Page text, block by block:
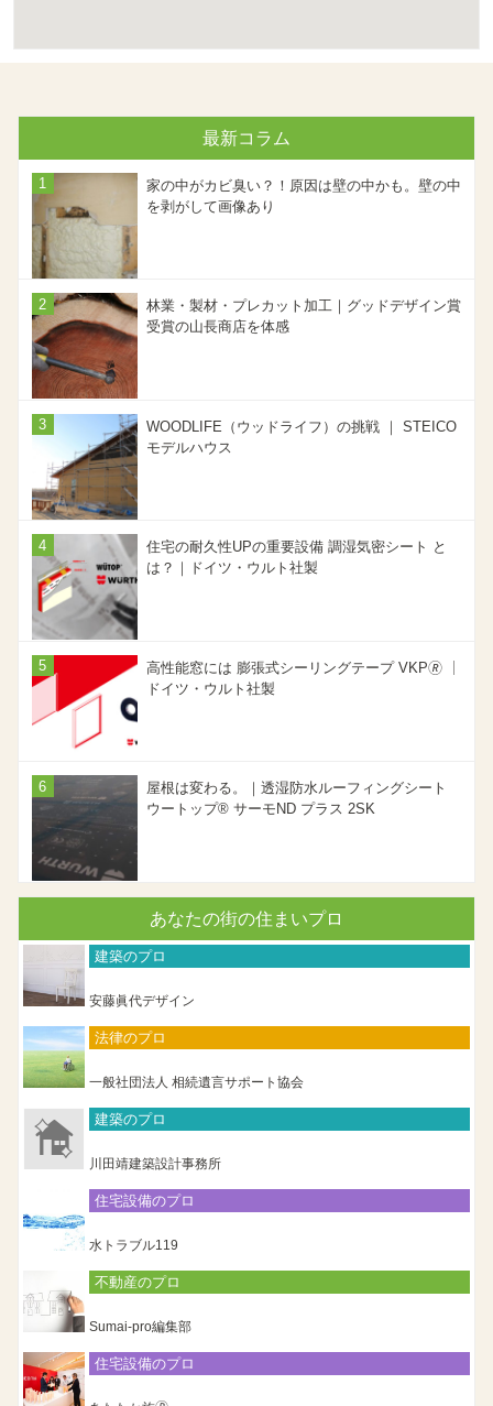
最新コラム
家の中がカビ臭い？！原因は壁の中かも。壁の中
を剥がして画像あり
林業・製材・プレカット加工｜グッドデザイン賞
受賞の山長商店を体感
WOODLIFE（ウッドライフ）の挑戦 ｜ STEICO
モデルハウス
住宅の耐久性UPの重要設備 調湿気密シート と
は？｜ドイツ・ウルト社製
高性能窓には 膨張式シーリングテープ VKP🄬 ｜
ドイツ・ウルト社製
屋根は変わる。｜透湿防水ルーフィングシート
ウートップ® サーモND プラス 2SK
あなたの街の住まいプロ
建築のプロ
安藤眞代デザイン
法律のプロ
一般社団法人 相続遺言サポート協会
建築のプロ
川田靖建築設計事務所
住宅設備のプロ
水トラブル119
不動産のプロ
Sumai-pro編集部
住宅設備のプロ